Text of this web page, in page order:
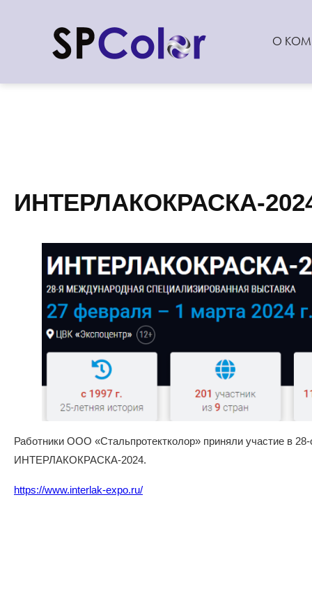
О
ИНТЕРЛАКОКРАСКА-
Работники ООО «Стальпротектколор» приняли участие в
ИНТЕРЛАКОКРАСКА-2024.
https://www.interlak-expo.ru/